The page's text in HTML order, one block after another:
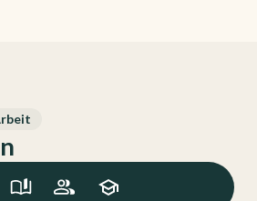
Artikel CoachingsAcademy